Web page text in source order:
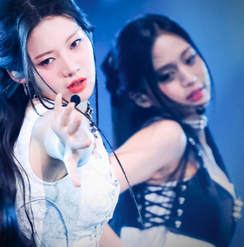
2024
BABYMONSTER